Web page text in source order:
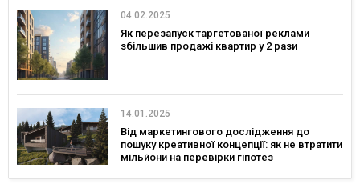
04.02.2025
Як перезапуск таргетованої реклами
збільшив продажі квартир у 2 рази
14.01.2025
Від маркетингового дослідження до
пошуку креативної концепції: як не втратити
мільйони на перевірки гіпотез